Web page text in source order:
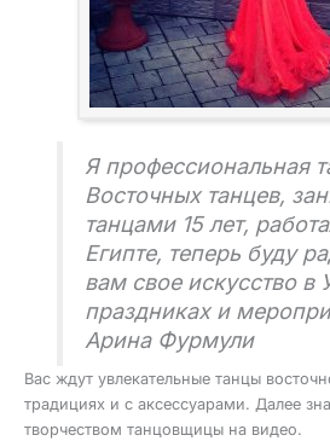
Я профессиональная
Восточных танцев,
танцами 15 лет,
Египте, теперь буду
вам свое искусство в
праздниках и
Арина Фурмули
Вас ждут увлекательные танцы
традициях и с аксессуарами. Далее
творчеством танцовщицы на видео.